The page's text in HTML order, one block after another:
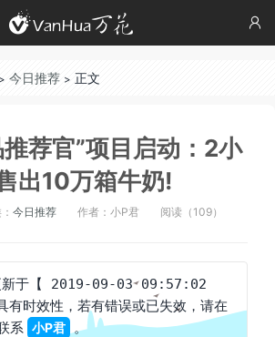
 
> 今日推荐 > 正文
荐官”项目启动：2小
出10万箱牛奶!
今日推荐 作者：小P君 阅读（109）
于 【 2019-09-03 09:57:02
有时效性，若有错误或已失效，请在
系 小P君 。